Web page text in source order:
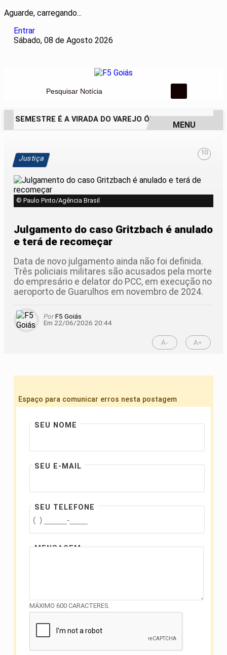
Aguarde, carregando...
Entrar
Sábado, 08 de Agosto 2026
Pesquisar Notícia
SEMESTRE É A VIRADA DO VAREJO ÓPTICO EM 2026
MENU
Justiça
10
© Paulo Pinto/Agência Brasil
Julgamento do caso Gritzbach é anulado
e terá de recomeçar
Data de novo julgamento ainda não foi definida.
Três policiais militares são acusados pela morte
do empresário e delator do PCC, em execução no
aeroporto de Guarulhos em novembro de 2024.
PorF5 Goiás
Em 22/06/2026 20:44
A- A+
Espaço para comunicar erros nesta postagem
SEU NOME
SEU E-MAIL
SEU TELEFONE
MENSAGEM
MÁXIMO 600 CARACTERES.